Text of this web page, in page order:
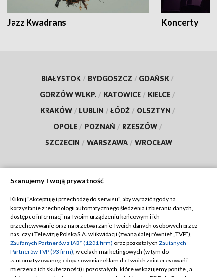
Jazz Kwadrans Koncerty
BIAŁYSTOK / BYDGOSZCZ / GDAŃSK /
GORZÓW WLKP. / KATOWICE / KIELCE /
KRAKÓW / LUBLIN / ŁÓDŹ / OLSZTYN /
OPOLE / POZNAŃ / RZESZÓW /
SZCZECIN / WARSZAWA / WROCŁAW
TVP
Abonament TVP
Emisja w TVP
Centrum informacji TVP
Naziemna Telewizja Cyfrowa
Regulamin TVP
Polityka prywatności
Moje zgody
Pomoc
Szanujemy Twoją prywatność
Kliknij "Akceptuję i przechodzę do serwisu", aby wyrazić zgody na
korzystanie z technologii automatycznego śledzenia i zbierania danych,
dostęp do informacji na Twoim urządzeniu końcowym i ich
przechowywanie oraz na przetwarzanie Twoich danych osobowych przez
nas, czyli Telewizję Polską S.A. w likwidacji (zwaną dalej również „TVP”),
Zaufanych Partnerów z IAB* (1201 firm) oraz pozostałych Zaufanych
Partnerów TVP (93 firm), w celach marketingowych (w tym do
zautomatyzowanego dopasowania reklam do Twoich zainteresowań i
mierzenia ich skuteczności) i pozostałych, które wskazujemy poniżej, a